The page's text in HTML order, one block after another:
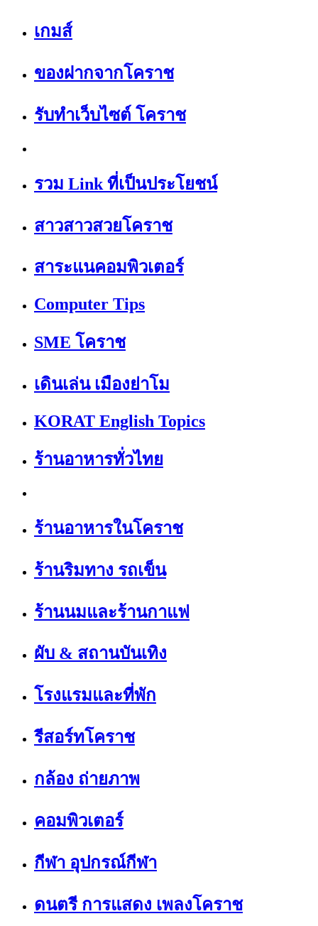
เกมส์
ของฝากจากโคราช
รับทำเว็บไซต์ โคราช
รวม Link ที่เป็นประโยชน์
สาวสาวสวยโคราช
สาระแนคอมพิวเตอร์
Computer Tips
SME โคราช
เดินเล่น เมืองย่าโม
KORAT English Topics
ร้านอาหารทั่วไทย
ร้านอาหารในโคราช
ร้านริมทาง รถเข็น
ร้านนมและร้านกาแฟ
ผับ & สถานบันเทิง
โรงแรมและที่พัก
รีสอร์ทโคราช
กล้อง ถ่ายภาพ
คอมพิวเตอร์
กีฬา อุปกรณ์กีฬา
ดนตรี การแสดง เพลงโคราช